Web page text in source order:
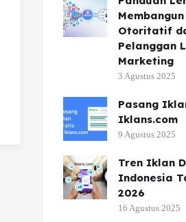
Otoritatif
Pelanggan
Marketing
3 Agustus 2025
Pasang
Iklans.com
9 Agustus 2025
Tren Iklan
Indonesia
2026
16 Agustus 2025